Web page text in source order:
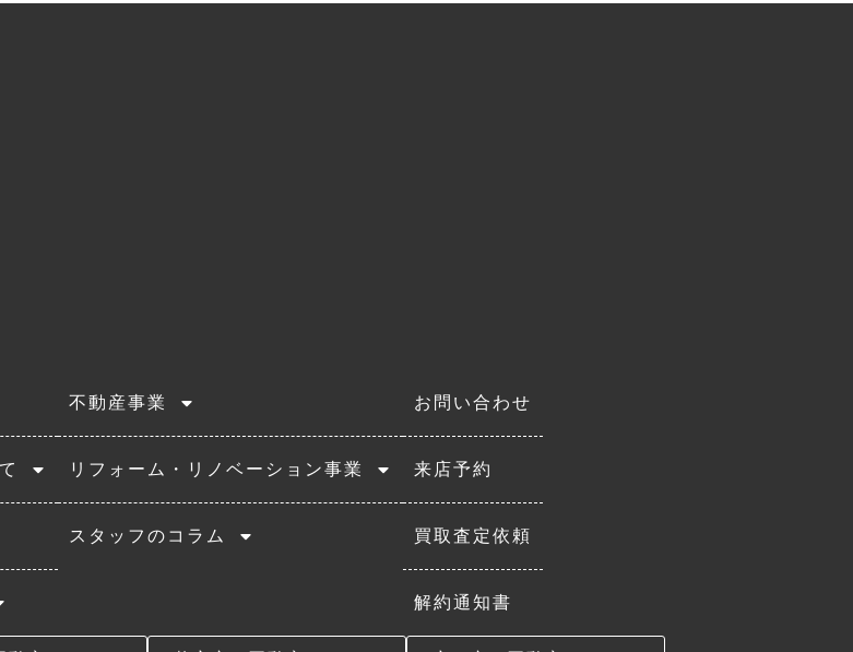
不動産事業
リフォーム・リノベーション事業
スタッフのコラム
お問い合わせ
来店予約
買取査定依頼
解約通知書